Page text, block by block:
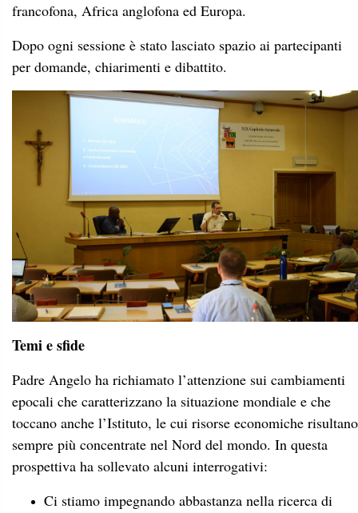
francofona, Africa anglofona ed Europa.
Dopo ogni sessione è stato lasciato spazio ai partecipanti
per domande, chiarimenti e dibattito.
Temi e sfide
Padre Angelo ha richiamato l’attenzione sui cambiamenti
epocali che caratterizzano la situazione mondiale e che
toccano anche l’Istituto, le cui risorse economiche risultano
sempre più concentrate nel Nord del mondo. In questa
prospettiva ha sollevato alcuni interrogativi:
Ci stiamo impegnando abbastanza nella ricerca di
risorse locali, e quindi nella sostenibilità?
del Capitolo generale in merito?
Non è forse necessario ripensare alcuni criteri di
sostenibilità per adattarli alle mutate circostanze?
Se vogliamo responsabilizzare localmente le persone,
non dovremmo ridurre la dipendenza dagli interventi
provenienti dai fondi comuni?